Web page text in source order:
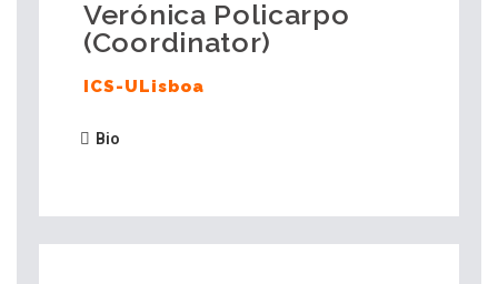
Verónica Policarpo
(Coordinator)
ICS-ULisboa
Bio